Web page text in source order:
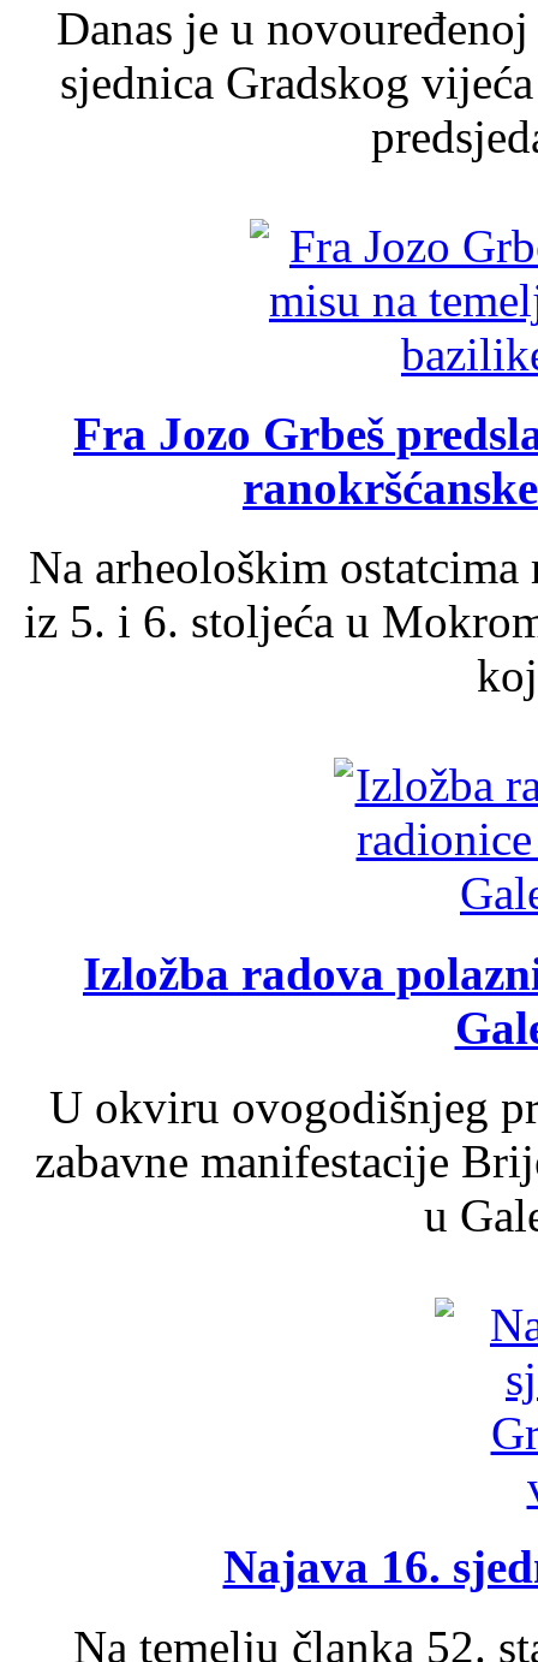
Danas je u
sjednica Gradskog
Fra Jozo Grbeš
Na arheološkim
iz 5. i 6. stoljeća u
Izložba radova
U okviru ovogodišnjeg
zabavne manifestacije
u
Najava 16.
Na temelju članka 52.